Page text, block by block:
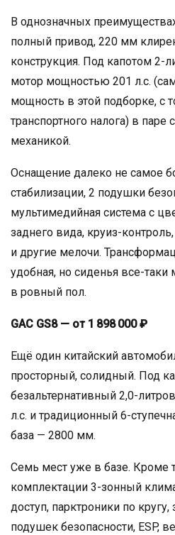
В однозначных
полный привод, 220 мм
конструкция. Под капотом 2-
мотор мощностью 201 л.с.
мощность в этой подборке, с
транспортного налога) в паре
механикой.
Оснащение далеко не самое
стабилизации, 2 подушки
мультимедийная система с
заднего вида, круиз-
и другие мелочи.
удобная, но сиденья все-
в ровный пол.
GAC GS8 — от 1 898 000 ₽
Ещё один китайский
просторный, солидный. Под
безальтернативный 2,0-
л.с. и традиционный 6-
база — 2800 мм.
Семь мест уже в базе. Кроме
комплектации 3-зонный
доступ, парктроники по кругу,
подушек безопасности, ESP,